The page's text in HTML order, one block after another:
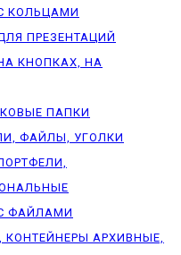
КОЛЬЦАМИ
ПРЕЗЕНТАЦИЙ
КНОПКАХ, НА
ПАПКИ
ФАЙЛЫ, УГОЛКИ
ФАЙЛАМИ
КОНТЕЙНЕРЫ АРХИВНЫЕ,